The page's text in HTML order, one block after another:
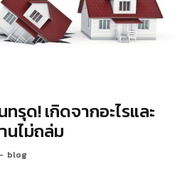
รุด! เกิดจากอะไรและ
นไม่ถล่ม
blog